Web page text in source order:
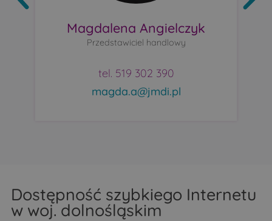
Magdalena Angielczyk
Przedstawiciel handlowy
tel. 519 302 390
magda.a@jmdi.pl
Dostępność szybkiego Internetu
w woj. dolnośląskim